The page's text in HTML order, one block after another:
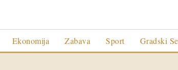
Ekonomija Zabava Sport Gradski